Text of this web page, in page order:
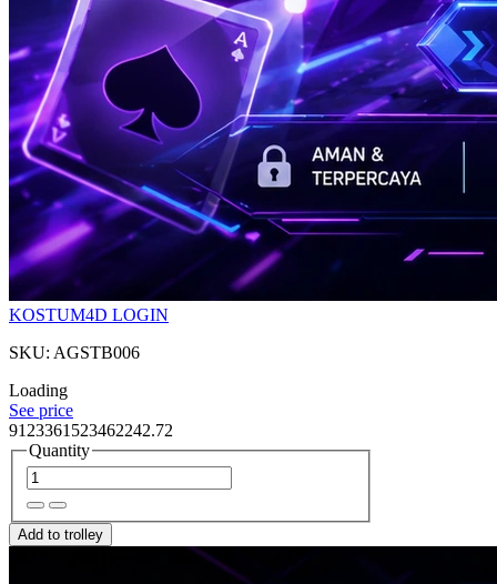
KOSTUM4D LOGIN
SKU: AGSTB006
Loading
See price
9123361523462242.72
Quantity
Add to trolley